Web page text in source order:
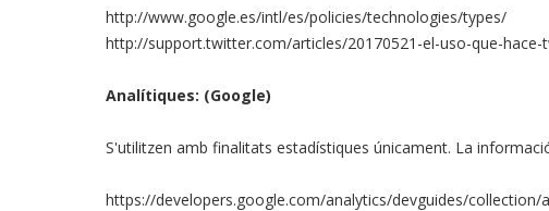
http://www.google.es/intl/es/policies/technologies/types/
http://support.twitter.com/articles/20170521-el-uso-que-
Analítiques: (Google)
S'utilitzen amb finalitats estadístiques únicament. La
https://developers.google.com/analytics/devguides/collection/